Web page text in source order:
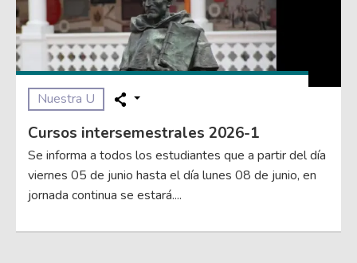
Nuestra U
Cursos intersemestrales 2026-1
Se informa a todos los estudiantes que a partir del día
viernes 05 de junio hasta el día lunes 08 de junio, en
jornada continua se estará....